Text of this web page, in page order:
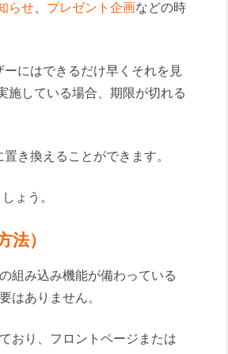
らせ、 プレゼント企画などの時
にはできるだけ早くそれを見
施している場合、期限が切れる
き換えることができます。
ょう。
）
組み込み機能が備わっている
はありません。
おり、フロントページまたは